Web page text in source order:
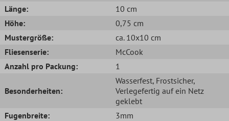
Länge:
10 cm
Höhe:
0,75 cm
Mustergröße:
ca. 10x10 cm
Fliesenserie:
McCook
Anzahl pro Packung:
1
Besonderheiten:
Wasserfest, Frostsicher,
Verlegefertig auf ein Netz
geklebt
Fugenbreite:
3mm